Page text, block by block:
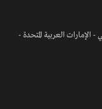
الإمارات العربية المتحدة -